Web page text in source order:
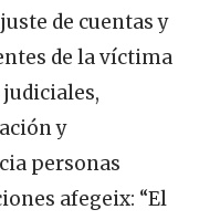
de cuentas y
de la víctima
y
personas
afegeix: “El